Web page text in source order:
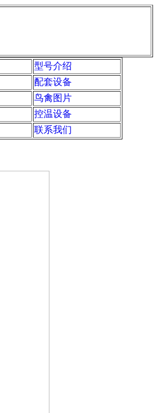
型号介绍
配套设备
鸟禽图片
控温设备
联系我们